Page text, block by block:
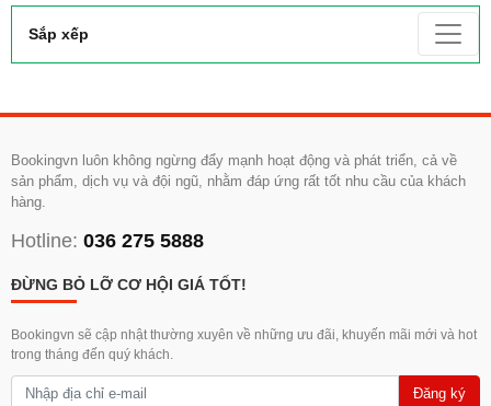
Sắp xếp
Bookingvn luôn không ngừng đẩy mạnh hoạt động và phát triển, cả về
sản phẩm, dịch vụ và đội ngũ, nhằm đáp ứng rất tốt nhu cầu của khách
hàng.
Hotline: 036 275 5888
ĐỪNG BỎ LỠ CƠ HỘI GIÁ TỐT!
Bookingvn sẽ cập nhật thường xuyên về những ưu đãi, khuyến mãi mới và hot
trong tháng đến quý khách.
Đăng ký